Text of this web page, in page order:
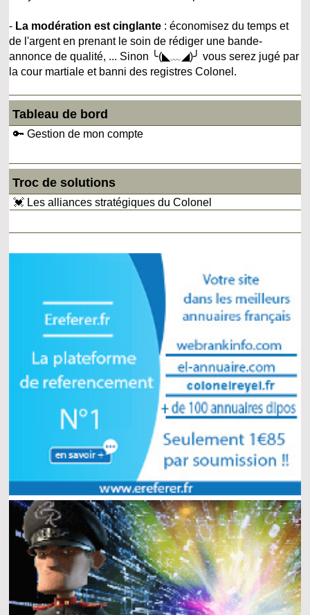
- La modération est cinglante : économisez du temps et
de l'argent en prenant le soin de rédiger une bande-
annonce de qualité, ... Sinon ╰(◣﹏◢)╯ vous serez jugé par
la cour martiale et banni des registres Colonel.
Tableau de bord
🔑 Gestion de mon compte
Troc de solutions
💓 Les alliances stratégiques du Colonel